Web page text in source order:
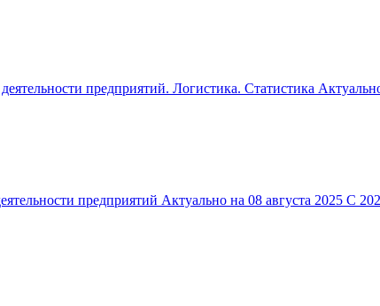
предприятий. Логистика. Статистика
предприятий Актуально на 08 августа 2025 С